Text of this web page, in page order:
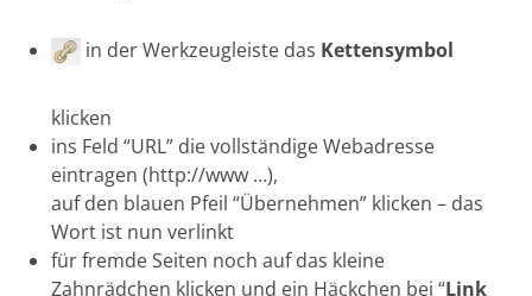
in der Werkzeugleiste das Kettensymbol
klicken
ins Feld “URL” die vollständige Webadresse
eintragen (http://www …),
auf den blauen Pfeil “Übernehmen” klicken – das
Wort ist nun verlinkt
für fremde Seiten noch auf das kleine
Zahnrädchen klicken und ein Häckchen bei “Link